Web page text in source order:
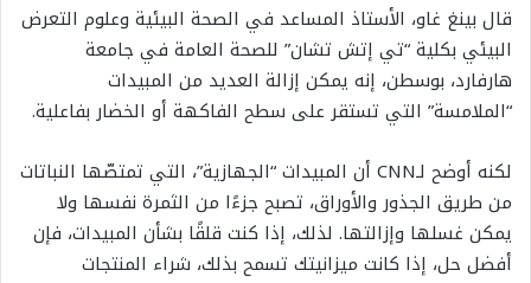
قال بينغ غاو، الأستاذ المساعد في الصحة البيئية وعلوم التعرض
البيئي بكلية “تي إتش تشان” للصحة العامة في جامعة
هارفارد، بوسطن، إنه يمكن إزالة العديد من المبيدات
“الملامسة” التي تستقر على سطح الفاكهة أو الخضار بفاعلية.
لكنه أوضح لـCNN أن المبيدات “الجهازية”، التي تمتصّها النباتات
من طريق الجذور والأوراق، تصبح جزءًا من الثمرة نفسها ولا
يمكن غسلها وإزالتها. لذلك، إذا كنت قلقًا بشأن المبيدات، فإن
أفضل حل، إذا كانت ميزانيتك تسمح بذلك، شراء المنتجات